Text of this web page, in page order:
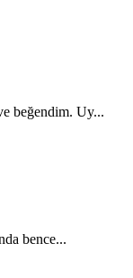
beğendim. Uy...
bence...